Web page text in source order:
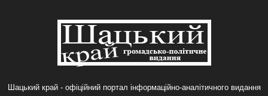
Шацький край - офіційний портал інформаційно-аналітичного видання